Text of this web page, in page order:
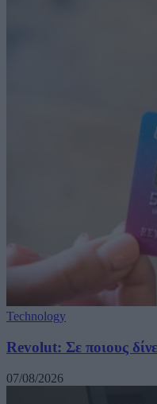
Technology
Revolut: Σε ποιους
07/08/2026